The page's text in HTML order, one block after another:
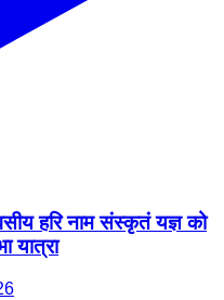
हरि नाम संस्कृतं यज्ञ को
यात्रा